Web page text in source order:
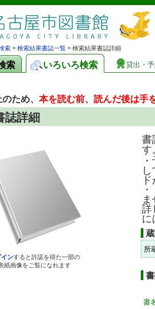
索 > 検索結果書誌一覧 > 検索結果書誌詳細
索 いろいろ検索 貸出・
のため、本を読む前、読んだ後は手
誌詳細
インすると許諾を得た一部の
紙画像をご覧になれます
書
す
詳
に
所
書